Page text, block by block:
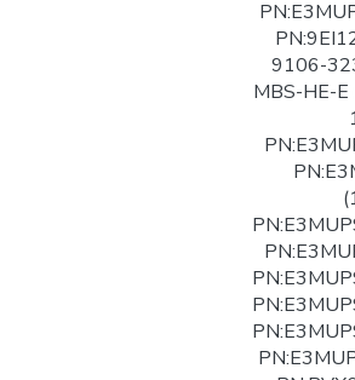
9106-
MBS-HE-